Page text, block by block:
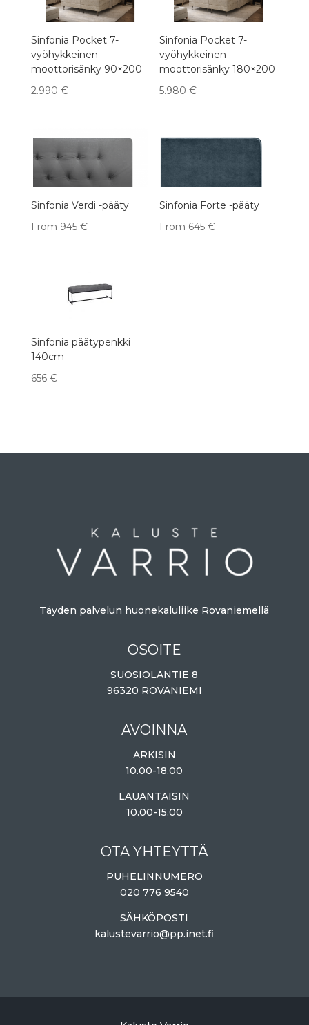
Sinfonia Pocket 7-
vyöhykkeinen
moottorisänky 90×200
2.990 €
Sinfonia Pocket 7-
vyöhykkeinen
moottorisänky 180×200
5.980€
Sinfonia Verdi -pääty
From 945 €
Sinfonia Forte -pääty
From 645€
Sinfonia päätypenkki
140cm
656 €
Täyden palvelun huonekaluliike Rovaniemellä
OSOITE
SUOSIOLANTIE 8
96320 ROVANIEMI
AVOINNA
ARKISIN
10.00-18.00
LAUANTAISIN
10.00-15.00
OTA YHTEYTTÄ
PUHELINNUMERO
020 776 9540
SÄHKÖPOSTI
kalustevarrio@pp.inet.fi